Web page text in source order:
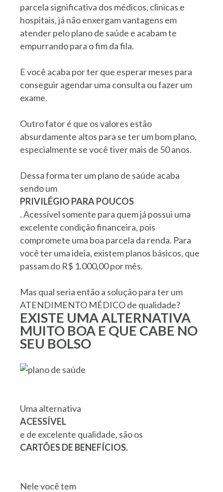
parcela significativa dos médicos, clinicas e
hospitais, já não enxergam vantagens em
atender pelo plano de saúde e acabam te
empurrando para o fim da fila.
E você acaba por ter que esperar meses para
conseguir agendar uma consulta ou fazer um
exame.
Outro fator é que os valores estão
absurdamente altos para se ter um bom plano,
especialmente se você tiver mais de 50 anos.
Dessa forma ter um plano de saúde acaba
sendo um
PRIVILÉGIO PARA POUCOS
. Acessível somente para quem já possui uma
excelente condição financeira, pois
compromete uma boa parcela da renda. Para
você ter uma ideia, existem planos básicos, que
passam do R$ 1.000,00 por mês.
Mas qual seria então a solução para ter um
ATENDIMENTO MÉDICO de qualidade?
EXISTE UMA ALTERNATIVA
MUITO BOA E QUE CABE NO
SEU BOLSO
Uma alternativa
ACESSÍVEL
e de excelente qualidade, são os
CARTÕES DE BENEFÍCIOS.
Nele você tem